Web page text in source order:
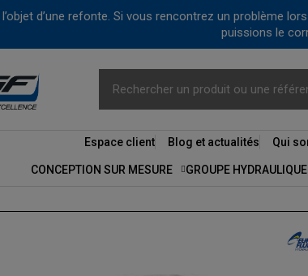
d’une refonte. Si vous rencontrez un problème
puissions le
Espace client Blog et actualités Qui
CONCEPTION SUR MESURE GROUPE HYDRAULIQUE